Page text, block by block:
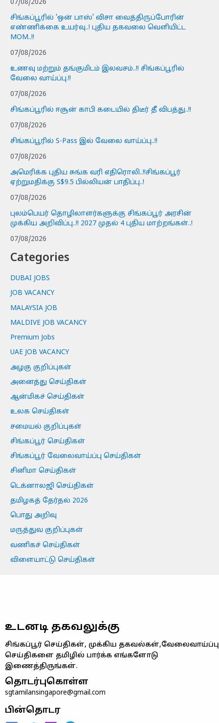
07/08/2026
சிங்கப்பூரில் ‘ஒன் பாஸ்’ விசா வைத்திருப்போரின்
எண்ணிக்கை உயர்வு..! புதிய தகவலை வெளியிட்ட
MOM..!!
07/08/2026
உணவு மற்றும் தங்குமிடம் இலவசம்..!! சிங்கப்பூரில்
வேலை வாய்ப்பு.!!
07/08/2026
சிங்கப்பூரில் ஈசூன் காபி கடையில் திடீர் தீ விபத்து..!!
07/08/2026
சிங்கப்பூரில் S-Pass இல் வேலை வாய்ப்பு..!!
07/08/2026
அமெரிக்க புதிய சுங்க வரி எதிரொலி..!!சிங்கப்பூர்
ஏற்றுமதிக்கு S$9.5 பில்லியன் பாதிப்பு..!
07/08/2026
புலம்பெயர் தொழிலாளர்களுக்கு சிங்கப்பூர் அரசின்
முக்கிய அறிவிப்பு..!! 2027 முதல் 4 புதிய மாற்றங்கள்..!
07/08/2026
Categories
DUBAI JOBS
JOB VACANCY
MALAYSIA JOB
MALDIVE JOB VACANCY
Premium Jobs
UAE JOB VACANCY
அழகு குறிப்புகள்
அனைத்து செய்திகள்
ஆன்மிகச் செய்திகள்
உலக செய்திகள்
சமையல் குறிப்புகள்
சிங்கப்பூர் செய்திகள்
சிங்கப்பூர் வேலைவாய்ப்பு செய்திகள்
சினிமா செய்திகள்
டெக்னாலஜி செய்திகள்
தமிழகத் தேர்தல் 2026
பொது அறிவு
மருத்துவ குறிப்புகள்
வணிகச் செய்திகள்
விளையாட்டு செய்திகள்
உடனடி தகவலுக்கு
சிங்கப்பூர் செய்திகள், முக்கிய தகவல்கள்,வேலைவாய்ப்பு
செய்திகளை தமிழில் பார்க்க எங்களோடு
இணைத்திருங்கள்.
தொடர்புகொள்ள
sgtamilansingapore@gmail.com
பின்தொடர